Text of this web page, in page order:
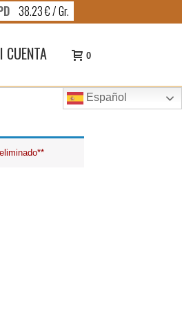
38.23 € / Gr.
CUENTA 0
Español